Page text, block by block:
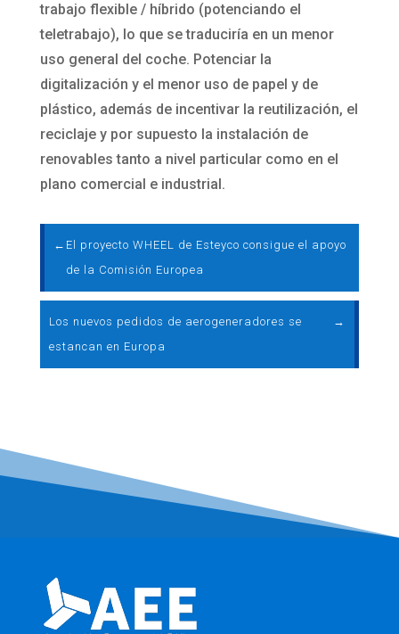
trabajo flexible / híbrido (potenciando el
teletrabajo), lo que se traduciría en un menor
uso general del coche. Potenciar la
digitalización y el menor uso de papel y de
plástico, además de incentivar la reutilización, el
reciclaje y por supuesto la instalación de
renovables tanto a nivel particular como en el
plano comercial e industrial.
← El proyecto WHEEL de Esteyco consigue el apoyo
de la Comisión Europea
Los nuevos pedidos de aerogeneradores se
estancan en Europa
→